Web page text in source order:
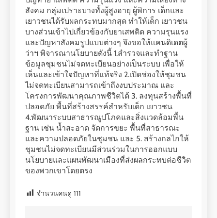
สังคม กลุ่มเปราะบางทั้งผู้สูงอายุ ผู้พิการ เด็กและ
เยาวชนได้รับผลกระทบมากสุด ทำให้เด็ก เยาวชน
บางส่วนเข้าไปเกี่ยวข้องกับยาเสพติด ความรุนแรง
และปัญหาสังคมรูปแบบต่างๆ จึงขอให้แคนดิเดตผู้
ว่าฯ พิจารณานโยบายดังนี้ 1.สำรวจและทำฐาน
ข้อมูลชุมชนไม่จดทะเบียนอย่างเป็นระบบ เพื่อให้
เห็นและเข้าใจปัญหาที่แท้จริง 2.เปิดช่องให้ชุมชน
ไม่จดทะเบียนสามารถเข้าถึงงบประมาณ และ
โครงการพัฒนาคุณภาพชีวิตได้ 3. ลงทุนสร้างพื้นที่
ปลอดภัย พื้นที่สร้างสรรค์สำหรับเด็ก เยาวชน
4.พัฒนาระบบสาธารณูปโภคและสิ่งแวดล้อมพื้น
ฐาน เช่น น้ำสะอาด จัดการขยะ พื้นที่สาธารณะ
และความปลอดภัยในชุมชน และ 5. สร้างกลไกให้
ชุมชนไม่จดทะเบียนมีส่วนร่วมในการออกแบบ
นโยบายและแผนพัฒนาเมืองที่ส่งผลกระทบต่อชีวิต
ของพวกเขาโดยตรง
จำนวนคนดู 111